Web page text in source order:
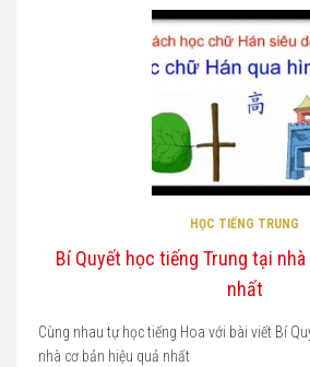
HỌC TIẾNG TRUNG
Bí Quyết học tiếng Trung tại
nhất
Cùng nhau tự học tiếng Hoa với bài viết Bí
nhà cơ bản hiệu quả nhất